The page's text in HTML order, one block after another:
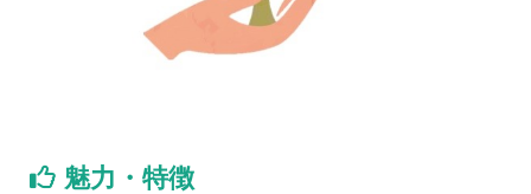
魅力・特徴